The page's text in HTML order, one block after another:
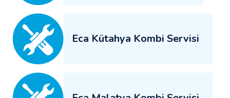
Eca Kütahya Kombi Servisi